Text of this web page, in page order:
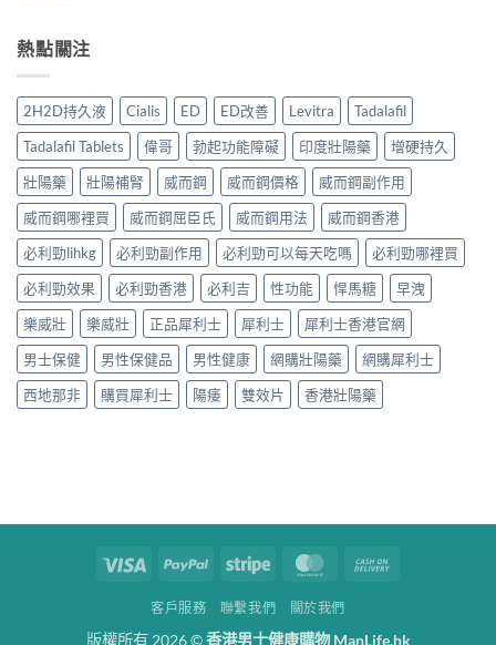
熱點關注
2H2D持久液 Cialis ED ED改善 Levitra
Tadalafil
Tadalafil Tablets
偉哥 勃起功能障礙 印度壯陽藥
增硬持久
壯陽藥
壯陽補腎 威而鋼 威而鋼價格
威而鋼副作用
威而鋼哪裡買
威而鋼屈臣氏 威而鋼用法
威而鋼香港
必利勁lihkg
必利勁副作用 必利勁可以每天吃嗎
必利勁哪裡買
必利勁效果
必利勁香港 必利吉 性功能 悍馬糖
早洩
樂威壯
樂威壯 正品犀利士 犀利士
犀利士香港官網
男士保健
男性保健品 男性健康 網購壯陽藥
網購犀利士
西地那非
購買犀利士 陽痿 雙效片 香港壯陽藥
Visa PayPal Stripe MasterCard
客戶服務 聯繫我們 關於我們
版權所有 2026 ©香港男士健康購物 ManLife.hk